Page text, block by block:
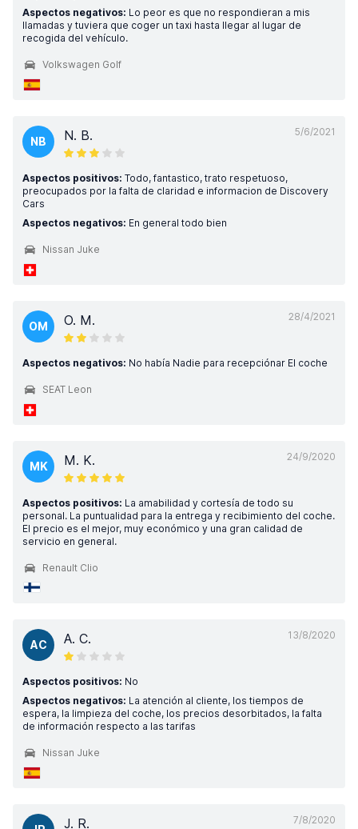
Aspectos negativos: Lo peor es que no respondieran a mis
llamadas y tuviera que coger un taxi hasta llegar al lugar de
recogida del vehículo.
Volkswagen Golf
5/6/2021
NB N. B.
Aspectos positivos: Todo, fantastico, trato respetuoso,
preocupados por la falta de claridad e informacion de Discovery
Cars
Aspectos negativos: En general todo bien
Nissan Juke
28/4/2021
OM O. M.
Aspectos negativos: No había Nadie para recepciónar El coche
SEAT Leon
24/9/2020
MK M. K.
Aspectos positivos: La amabilidad y cortesía de todo su
personal. La puntualidad para la entrega y recibimiento del coche.
El precio es el mejor, muy económico y una gran calidad de
servicio en general.
Renault Clio
13/8/2020
AC A. C.
Aspectos positivos: No
Aspectos negativos: La atención al cliente, los tiempos de
espera, la limpieza del coche, los precios desorbitados, la falta
de información respecto a las tarifas
Nissan Juke
7/8/2020
J. R.